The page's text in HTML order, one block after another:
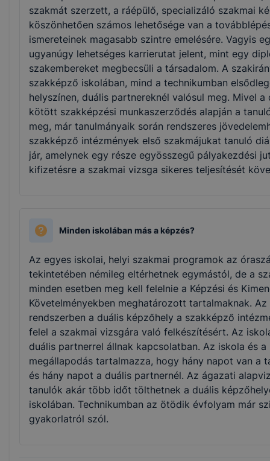
szakmát szerzett, a ráépülő, specializáló szakmai
köszönhetően számos lehetősége van a
ismereteinek magasabb szintre emelésére. Vagyis
ugyanúgy lehetséges karrierutat jelent, mint egy
szakembereket megbecsüli a társadalom. A
szakképző iskolában, mind a technikumban
helyszínen, duális partnereknél valósul meg. Mivel
kötött szakképzési munkaszerződés alapján a
meg, már tanulmányaik során rendszeres
szakképző intézmények első szakmájukat tanuló
jár, amelynek egy része egyösszegű pályakezdési
kifizetésre a szakmai vizsga sikeres teljesítését
Minden iskolában más a képzés?
Az egyes iskolai, helyi szakmai programok az
tekintetében némileg eltérhetnek egymástól, de a
minden esetben meg kell felelnie a Képzési és
Követelményekben meghatározott tartalmaknak.
rendszerben a duális képzőhely a szakképző
felel a szakmai vizsgára való felkészítésért. Az
duális partnerrel állnak kapcsolatban. Az iskola és
megállapodás tartalmazza, hogy hány napot van a
és hány napot a duális partnernél. Az ágazati
tanulók akár több időt tölthetnek a duális
iskolában. Technikumban az ötödik évfolyam már
gyakorlatról szól.